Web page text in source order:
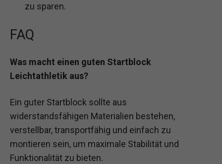
zu sparen.
FAQ
Was macht einen guten Startblock
Leichtathletik aus?
Ein guter Startblock sollte aus
widerstandsfähigen Materialien bestehen,
verstellbar, transportfähig und einfach zu
montieren sein, um maximale Stabilität und
Funktionalität zu bieten.